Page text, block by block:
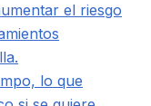
el riesgo
lo que